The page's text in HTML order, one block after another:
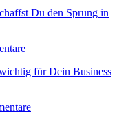
Du den Sprung in
für Dein Business